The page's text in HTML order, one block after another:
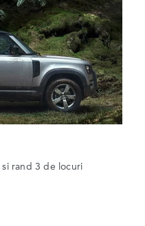
rand 3 de locuri